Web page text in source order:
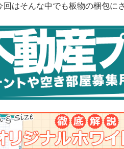
回はそんな中でも板物の梱包に